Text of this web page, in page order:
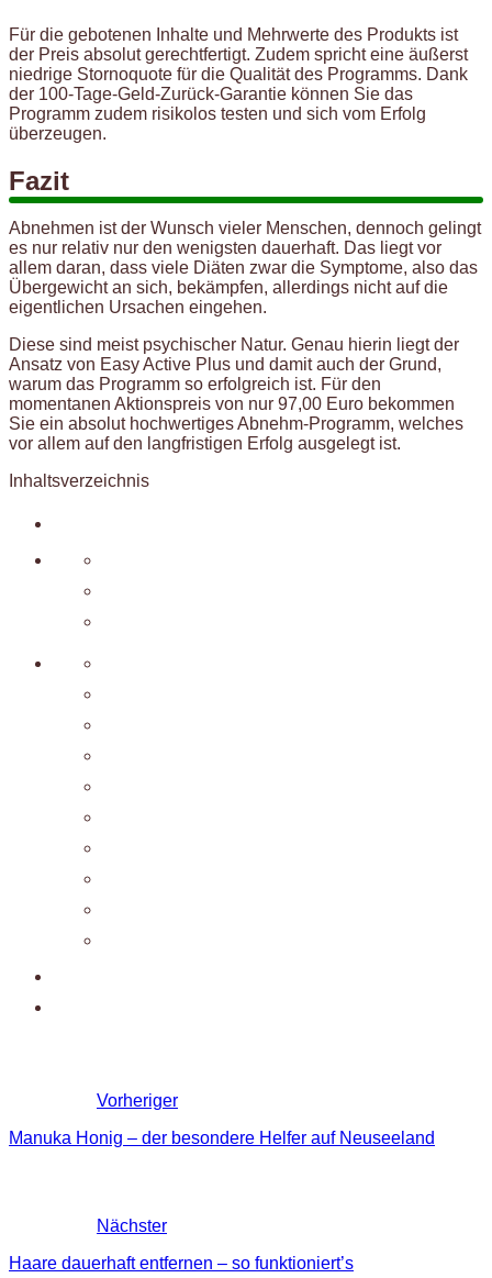
Für die gebotenen Inhalte und Mehrwerte des Produkts ist
der Preis absolut gerechtfertigt. Zudem spricht eine äußerst
niedrige Stornoquote für die Qualität des Programms. Dank
der 100-Tage-Geld-Zurück-Garantie können Sie das
Programm zudem risikolos testen und sich vom Erfolg
überzeugen.
Fazit
Abnehmen ist der Wunsch vieler Menschen, dennoch gelingt
es nur relativ nur den wenigsten dauerhaft. Das liegt vor
allem daran, dass viele Diäten zwar die Symptome, also das
Übergewicht an sich, bekämpfen, allerdings nicht auf die
eigentlichen Ursachen eingehen.
Diese sind meist psychischer Natur. Genau hierin liegt der
Ansatz von Easy Active Plus und damit auch der Grund,
warum das Programm so erfolgreich ist. Für den
momentanen Aktionspreis von nur 97,00 Euro bekommen
Sie ein absolut hochwertiges Abnehm-Programm, welches
vor allem auf den langfristigen Erfolg ausgelegt ist.
Inhaltsverzeichnis
Vorheriger
Manuka Honig – der besondere Helfer auf Neuseeland
Nächster
Haare dauerhaft entfernen – so funktioniert’s